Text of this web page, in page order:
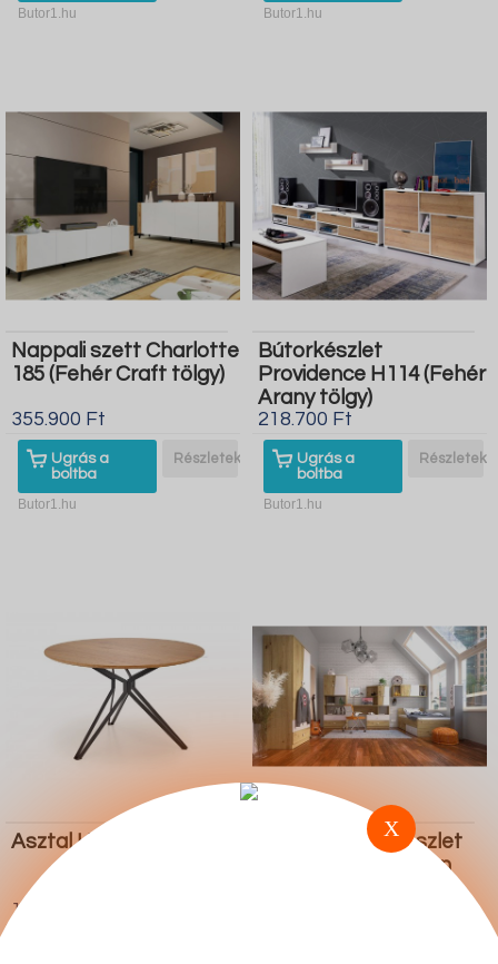
Butor1.hu Butor1.hu
Nappali szett Charlotte
185 (Fehér Craft tölgy)
355.900 Ft
Ugrás a
boltba
Részletek
Butor1.hu
Bútorkészlet
Providence H114 (Fehér
Arany tölgy)
218.700 Ft
Ugrás a
boltba
Részletek
Butor1.hu
Asztal Houston 541
108.800 Ft
Ifjúsági szoba készlet
Akron M118 (Artisan
X